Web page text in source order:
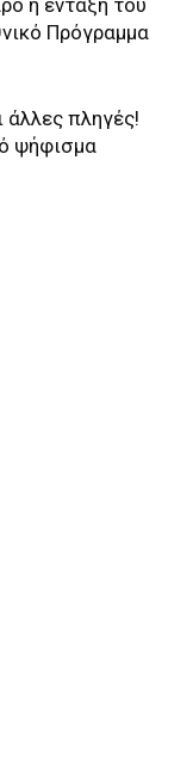
η ένταξη του
Πρόγραμμα
άλλες πληγές!
ψήφισμα